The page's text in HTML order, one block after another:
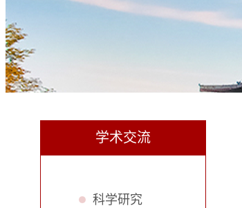
学术交流
科学研究